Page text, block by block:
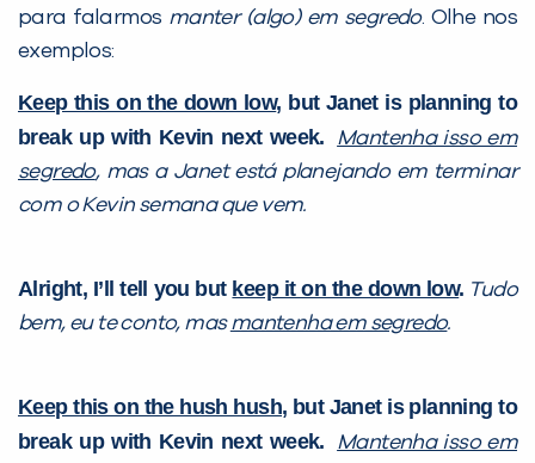
para falarmos manter (algo) em segredo. Olhe nos
exemplos:
Keep this on the down low, but Janet is planning to
break up with Kevin next week.
Mantenha isso em
segredo, mas a Janet está planejando em terminar
com o Kevin semana que vem.
Alright, I’ll tell you but keep it on the down low. Tudo
bem, eu te conto, masmantenha em segredo.
Keep this on the hush hush, but Janet is planning to
break up with Kevin next week.
Mantenha isso em